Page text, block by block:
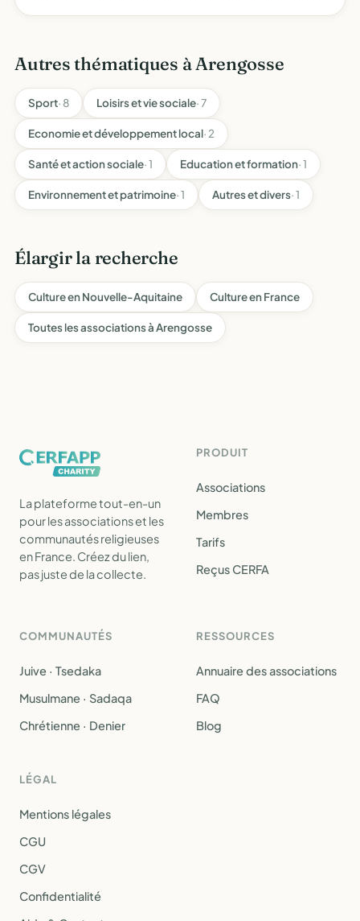
Autres thématiques à Arengosse
Sport· 8 Loisirs et vie sociale· 7
Economie et développement local· 2
Santé et action sociale· 1 Education et formation· 1
Environnement et patrimoine· 1 Autres et divers· 1
Élargir la recherche
Culture en Nouvelle-Aquitaine Culture en France
Toutes les associations à Arengosse
La plateforme tout-en-un
pour les associations et les
communautés religieuses
en France. Créez du lien,
pas juste de la collecte.
PRODUIT
Associations
Membres
Tarifs
Reçus CERFA
COMMUNAUTÉS
Juive · Tsedaka
Musulmane · Sadaqa
Chrétienne · Denier
RESSOURCES
Annuaire des associations
FAQ
Blog
LÉGAL
Mentions légales
CGU
CGV
Confidentialité